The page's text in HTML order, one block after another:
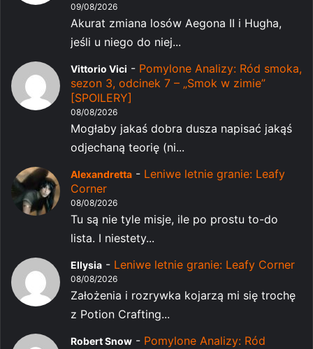
09/08/2026
Akurat zmiana losów Aegona II i Hugha,
jeśli u niego do niej...
Vittorio Vici - Pomylone Analizy: Ród smoka,
sezon 3, odcinek 7 – „Smok w zimie”
[SPOILERY]
08/08/2026
Mogłaby jakaś dobra dusza napisać jakąś
odjechaną teorię (ni...
Alexandretta - Leniwe letnie granie: Leafy
Corner
08/08/2026
Tu są nie tyle misje, ile po prostu to-do
lista. I niestety...
Ellysia - Leniwe letnie granie: Leafy Corner
08/08/2026
Założenia i rozrywka kojarzą mi się trochę
z Potion Crafting...
Robert Snow - Pomylone Analizy: Ród